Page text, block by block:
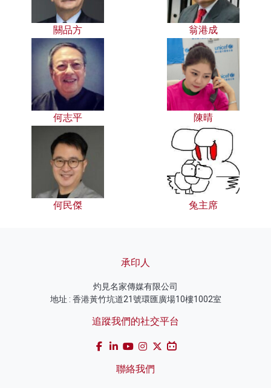
關品方 翁港成
何志平 陳晴
何民傑 兔主席
承印人
灼見名家傳媒有限公司
地址 : 香港黃竹坑道21號環匯廣場10樓1002室
追蹤我們的社交平台
聯絡我們